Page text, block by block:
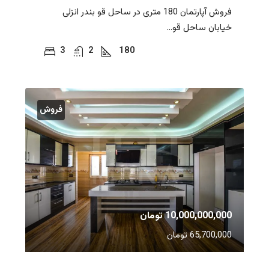
فروش آپارتمان 180 متری در ساحل قو بندر انزلی
خیابان ساحل قو...
3
2 180
فروش
10,000,000,000 تومان
65,700,000 تومان